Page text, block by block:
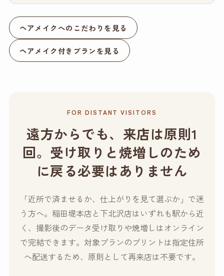
ヘアメイクへのこだわりを見る
ヘアメイク付きプランを見る
FOR DISTANT VISITORS
遠方からでも、来店は原則1
回。受け取りと焼増しのため
に戻る必要はありません
「近所で済ませるか、仕上がりを見て選ぶか」で迷
う方へ。稲田堤本店と下北沢店はいずれも駅から近
く、撮影後のデータ受け取りや焼増しはオンライン
で完結できます。対象プランのプリントは指定住所
へ配送するため、原則として再来店は不要です。